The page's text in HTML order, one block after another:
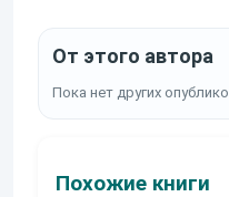
От этого автора
Пока нет других
Похожие книги